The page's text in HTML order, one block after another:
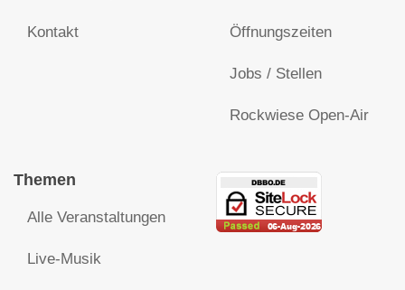
Kontakt Öffnungszeiten
Jobs / Stellen
Rockwiese Open-Air
Themen
Alle Veranstaltungen
Live-Musik